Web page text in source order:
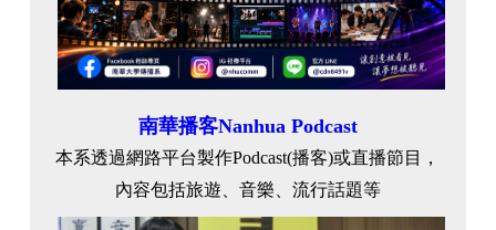
南華播客Nanhua Podcast
本系透過網路平台製作Podcast(播客)或直播節目，
內容包括旅遊、音樂、流行話題等